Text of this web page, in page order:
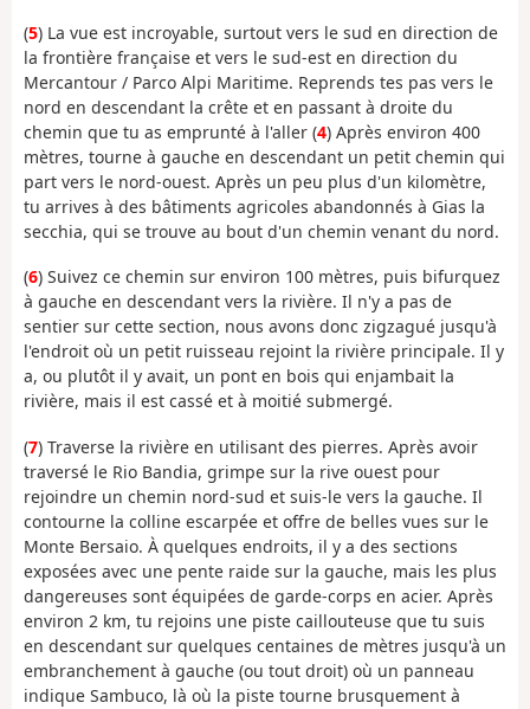
(5) La vue est incroyable, surtout vers le sud en direction de
la frontière française et vers le sud-est en direction du
Mercantour / Parco Alpi Maritime. Reprends tes pas vers le
nord en descendant la crête et en passant à droite du
chemin que tu as emprunté à l'aller (4) Après environ 400
mètres, tourne à gauche en descendant un petit chemin qui
part vers le nord-ouest. Après un peu plus d'un kilomètre,
tu arrives à des bâtiments agricoles abandonnés à Gias la
secchia, qui se trouve au bout d'un chemin venant du nord.
(6) Suivez ce chemin sur environ 100 mètres, puis bifurquez
à gauche en descendant vers la rivière. Il n'y a pas de
sentier sur cette section, nous avons donc zigzagué jusqu'à
l'endroit où un petit ruisseau rejoint la rivière principale. Il y
a, ou plutôt il y avait, un pont en bois qui enjambait la
rivière, mais il est cassé et à moitié submergé.
(7) Traverse la rivière en utilisant des pierres. Après avoir
traversé le Rio Bandia, grimpe sur la rive ouest pour
rejoindre un chemin nord-sud et suis-le vers la gauche. Il
contourne la colline escarpée et offre de belles vues sur le
Monte Bersaio. À quelques endroits, il y a des sections
exposées avec une pente raide sur la gauche, mais les plus
dangereuses sont équipées de garde-corps en acier. Après
environ 2 km, tu rejoins une piste caillouteuse que tu suis
en descendant sur quelques centaines de mètres jusqu'à un
embranchement à gauche (ou tout droit) où un panneau
indique Sambuco, là où la piste tourne brusquement à